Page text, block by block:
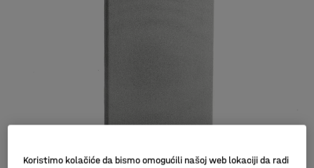
Koristimo kolačiće da bismo omogućili našoj web lokaciji da radi